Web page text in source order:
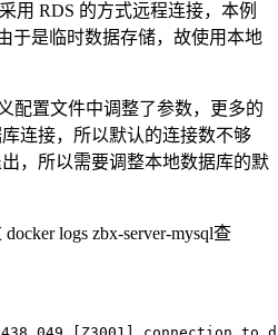
用 RDS 的方式远程连接，本例
于是临时数据存储，故使用本地
配置文件中调整了参数，更多的
连接，所以默认的连接数不够
，所以需要调整本地数据库的默
logs zbx-server-mysql查